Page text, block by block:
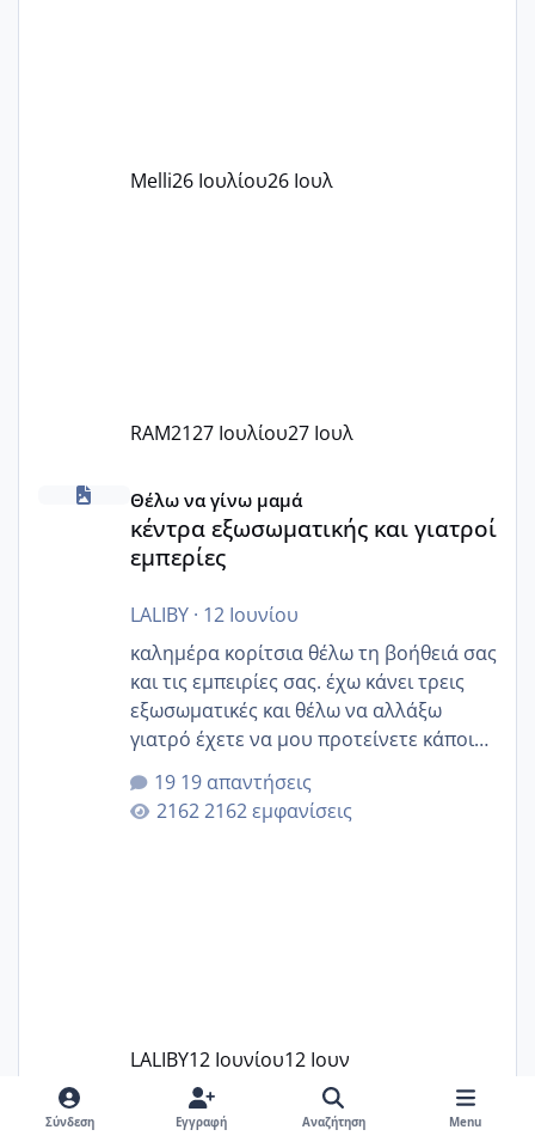
Εγώ πήγα σε έναν ιδιωτικό παιδικό στ
Melli26 Ιουλίου26 Ιουλ
RAM2127 Ιουλίου27 Ιουλ
κέντρα εξωσωματικής και γιατροί εμπερίες
Θέλω να γίνω μαμά
κέντρα εξωσωματικής και γιατροί
εμπερίες
LALIBY· 12 Ιουνίου
καλημέρα κορίτσια θέλω τη βοήθειά σας
και τις εμπειρίες σας. έχω κάνει τρεις
εξωσωματικές και θέλω να αλλάξω
γιατρό έχετε να μου προτείνετε κάποιον
που μείνατε ευχαριστημένες και είχατε
επιιτυχία? έκανα στο υγεία με τον
ζερβομανωλάκη (δεν το εψαξε καθόλου
19 απαντήσεις
2162 εμφανίσεις
LALIBY12 Ιουνίου12 Ιουν
Σύνδεση Εγγραφή Αναζήτηση Menu